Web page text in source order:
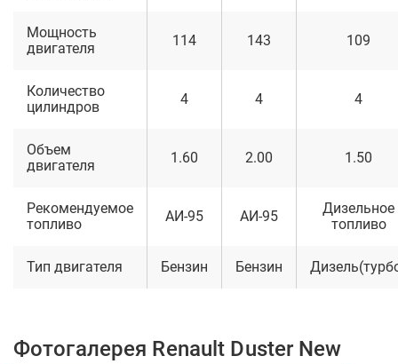
Мощность
двигателя
114 143 109
Количество
цилиндров
4 4 4
Объем
двигателя
1.60 2.00 1.50
Рекомендуемое
топливо
АИ-95 АИ-95
Дизельное
топливо
Тип двигателя Бензин Бензин
Фотогалерея Renault Duster New